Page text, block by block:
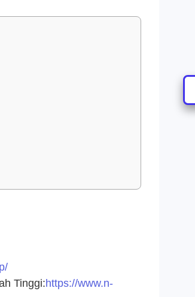
Tinggi:https://www.n-